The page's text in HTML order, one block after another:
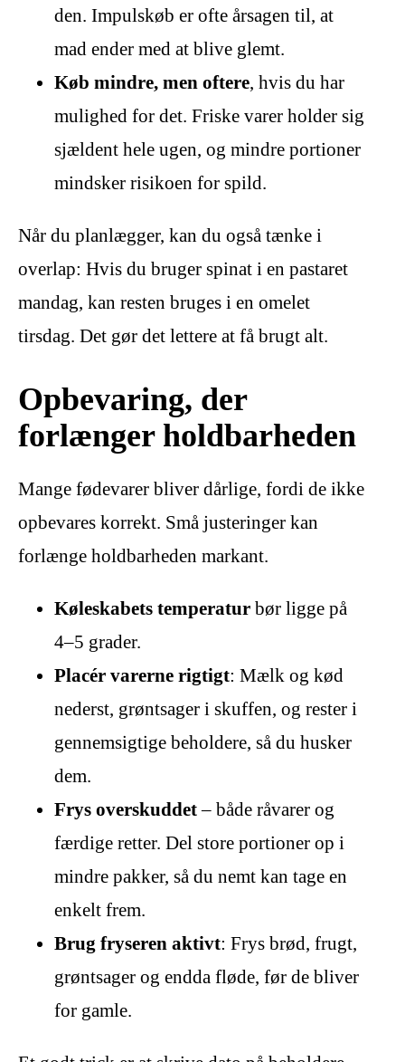
den. Impulskøb er ofte årsagen til, at
mad ender med at blive glemt.
Køb mindre, men oftere, hvis du har
mulighed for det. Friske varer holder sig
sjældent hele ugen, og mindre portioner
mindsker risikoen for spild.
Når du planlægger, kan du også tænke i
overlap: Hvis du bruger spinat i en pastaret
mandag, kan resten bruges i en omelet
tirsdag. Det gør det lettere at få brugt alt.
Opbevaring, der
forlænger holdbarheden
Mange fødevarer bliver dårlige, fordi de ikke
opbevares korrekt. Små justeringer kan
forlænge holdbarheden markant.
Køleskabets temperatur bør ligge på
4–5 grader.
Placér varerne rigtigt: Mælk og kød
nederst, grøntsager i skuffen, og rester i
gennemsigtige beholdere, så du husker
dem.
Frys overskuddet– både råvarer og
færdige retter. Del store portioner op i
mindre pakker, så du nemt kan tage en
enkelt frem.
Brug fryseren aktivt: Frys brød, frugt,
grøntsager og endda fløde, før de bliver
for gamle.